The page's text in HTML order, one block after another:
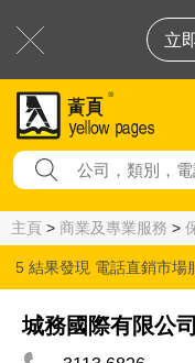
立
主頁 > 商業及專業服務 >
5 結果發現 電話直銷市場
城務國際有限公司